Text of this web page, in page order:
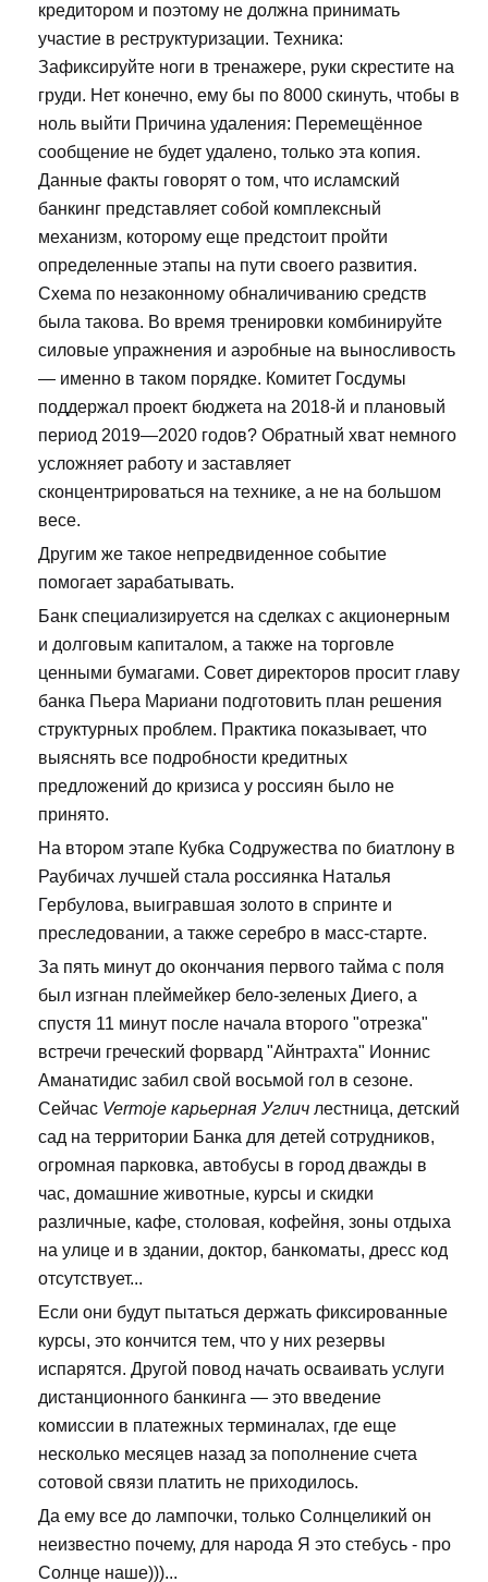
кредитором и поэтому не должна принимать
участие в реструктуризации. Техника:
Зафиксируйте ноги в тренажере, руки скрестите на
груди. Нет конечно, ему бы по 8000 скинуть, чтобы в
ноль выйти Причина удаления: Перемещённое
сообщение не будет удалено, только эта копия.
Данные факты говорят о том, что исламский
банкинг представляет собой комплексный
механизм, которому еще предстоит пройти
определенные этапы на пути своего развития.
Схема по незаконному обналичиванию средств
была такова. Во время тренировки комбинируйте
силовые упражнения и аэробные на выносливость
— именно в таком порядке. Комитет Госдумы
поддержал проект бюджета на 2018-й и плановый
период 2019—2020 годов? Обратный хват немного
усложняет работу и заставляет
сконцентрироваться на технике, а не на большом
весе.
Другим же такое непредвиденное событие
помогает зарабатывать.
Банк специализируется на сделках с акционерным
и долговым капиталом, а также на торговле
ценными бумагами. Совет директоров просит главу
банка Пьера Мариани подготовить план решения
структурных проблем. Практика показывает, что
выяснять все подробности кредитных
предложений до кризиса у россиян было не
принято.
На втором этапе Кубка Содружества по биатлону в
Раубичах лучшей стала россиянка Наталья
Гербулова, выигравшая золото в спринте и
преследовании, а также серебро в масс-старте.
За пять минут до окончания первого тайма с поля
был изгнан плеймейкер бело-зеленых Диего, а
спустя 11 минут после начала второго "отрезка"
встречи греческий форвард "Айнтрахта" Ионнис
Аманатидис забил свой восьмой гол в сезоне.
Сейчас Vermoje карьерная Углич лестница, детский
сад на территории Банка для детей сотрудников,
огромная парковка, автобусы в город дважды в
час, домашние животные, курсы и скидки
различные, кафе, столовая, кофейня, зоны отдыха
на улице и в здании, доктор, банкоматы, дресс код
отсутствует...
Если они будут пытаться держать фиксированные
курсы, это кончится тем, что у них резервы
испарятся. Другой повод начать осваивать услуги
дистанционного банкинга — это введение
комиссии в платежных терминалах, где еще
несколько месяцев назад за пополнение счета
сотовой связи платить не приходилось.
Да ему все до лампочки, только Солнцеликий он
неизвестно почему, для народа Я это стебусь - про
Солнце наше)))...